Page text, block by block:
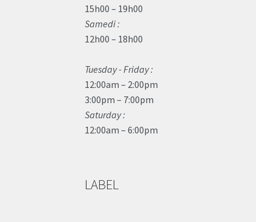
15h00 – 19h00
Samedi :
12h00 – 18h00
Tuesday - Friday :
12:00am – 2:00pm
3:00pm – 7:00pm
Saturday :
12:00am – 6:00pm
LABEL